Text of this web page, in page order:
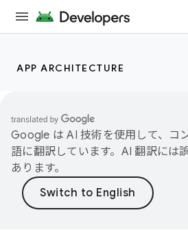
APP ARCHITECTURE
Google は AI 技術を使用して、コ
語に翻訳しています。AI 翻訳には
あります。